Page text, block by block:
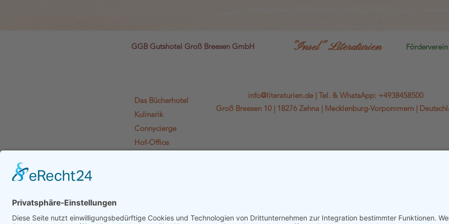
GGB Gutshotel Groß Breesen GmbH "Insel" Literaturien
Das Bücherhotel
Kulinarik
Connycierge
Hof-Office
Groß Breesen 10 | 18276 Zehna | Mecklenburg-Vorpommern |
info@literaturien.de | Tel. & WhatsApp: +4938458500